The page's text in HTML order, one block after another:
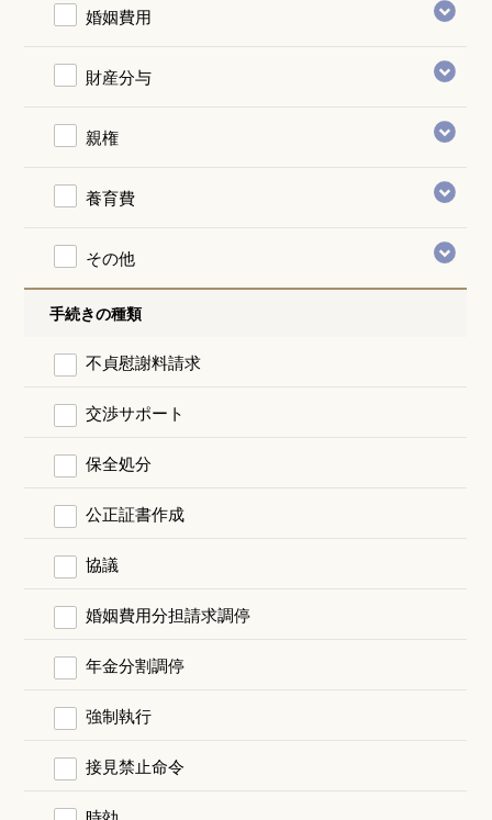
婚姻費用
財産分与
親権
養育費
その他
手続きの種類
不貞慰謝料請求
交渉サポート
保全処分
公正証書作成
協議
婚姻費用分担請求調停
年金分割調停
強制執行
接見禁止命令